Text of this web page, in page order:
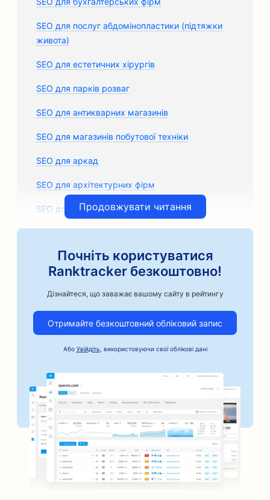
SEO для послуг абдомінопластики (підтяжки
живота)
SEO для естетичних хірургів
SEO для парків розваг
SEO для антикварних магазинів
SEO для магазинів побутової техніки
SEO для аркад
SEO для архітектурних фірм
SEO для художніх класів
SEO для кузовних майстерень
SEO для автомобільного бізнесу
SEO для послуг застави під заставу
SEO для пекарень
SEO для банків
SEO для перукарень
SEO для кафе настільних ігор
SEO для барбекю-барів
Продовжувати читання
Почніть користуватися
Ranktracker безкоштовно!
Дізнайтеся, що заважає вашому сайту в рейтингу
Отримайте безкоштовний обліковий запис
Або Увійдіть , використовуючи свої облікові дані